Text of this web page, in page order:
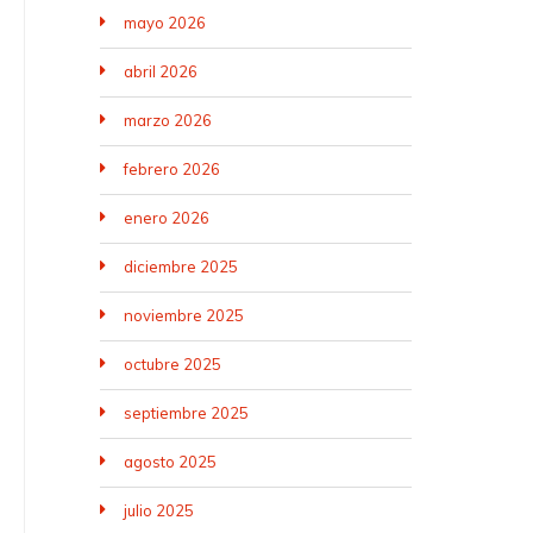
mayo 2026
abril 2026
marzo 2026
febrero 2026
enero 2026
diciembre 2025
noviembre 2025
octubre 2025
septiembre 2025
agosto 2025
julio 2025